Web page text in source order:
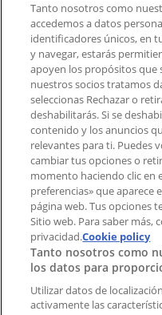
Contacto comercial
Tienda mal
Notificar un folleto
¿Encontraste un
aplicación?
Índices
Marcas
Marcas locales
Negocios
Negocios cercanos
Productos
Productos locales
Ciudades
Tanto nosotros como
accedemos a datos
identificadores únicos, en
y navegar, estarás
apoyen los propósitos que
nuestros socios tratamos
seleccionas Rechazar o
deshabilitarás. Si se
contenido y los anuncios
relevantes para ti. Puedes
cambiar tus opciones o
momento haciendo clic en
preferencias» que aparece
página web. Tus opciones
Sitio web. Para saber más,
privacidad.Cookie policy
Tanto nosotros como
los datos para
Utilizar datos de
activamente las